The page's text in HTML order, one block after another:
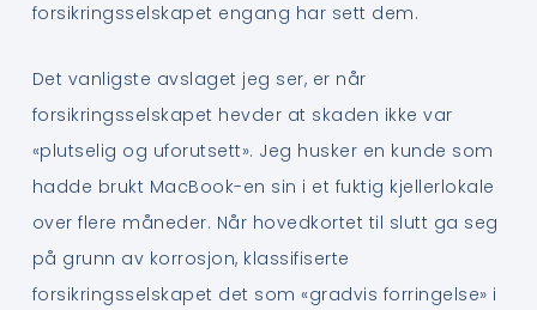
forsikringsselskapet engang har sett dem.
Det vanligste avslaget jeg ser, er når
forsikringsselskapet hevder at skaden ikke var
«plutselig og uforutsett». Jeg husker en kunde som
hadde brukt MacBook-en sin i et fuktig kjellerlokale
over flere måneder. Når hovedkortet til slutt ga seg
på grunn av korrosjon, klassifiserte
forsikringsselskapet det som «gradvis forringelse» i